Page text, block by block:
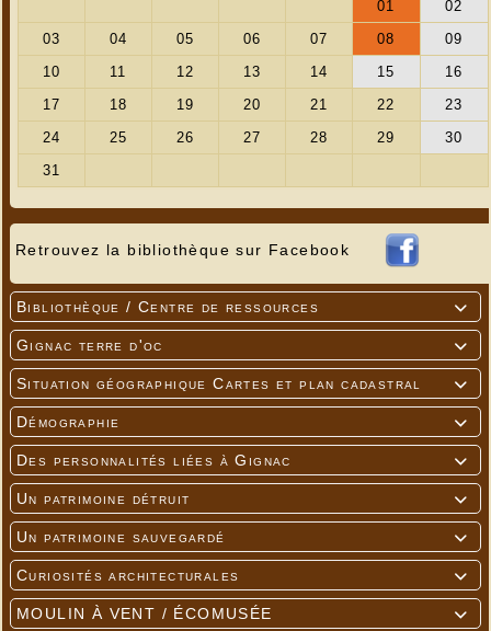
Retrouvez la bibliothèque sur Facebook

Bibliothèque / Centre de ressources

Gignac terre d'oc

Situation géographique Cartes et plan cadastral

Démographie

Des personnalités liées à Gignac

Un patrimoine détruit

Un patrimoine sauvegardé

Curiosités architecturales

MOULIN À VENT / ÉCOMUSÉE